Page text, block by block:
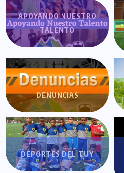
APOYANDO NUESTRO
TALENTO
DENUNCIAS
DEPORTES DEL TUY